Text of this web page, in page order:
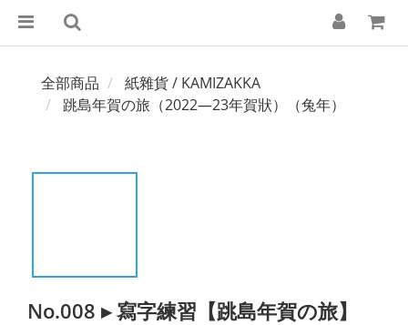
全部商品
紙雜貨 / KAMIZAKKA
跳島年賀の旅（2022—23年賀狀）（兔年）
No.008 ▸ 寫字練習【跳島年賀の旅】